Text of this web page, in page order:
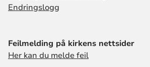
Endringslogg
Feilmelding på kirkens nettsider
Her kan du melde feil